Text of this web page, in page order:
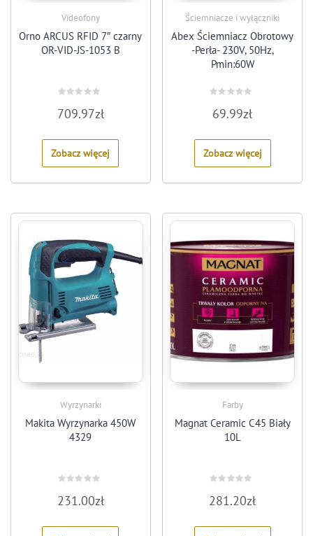
Videofony
Orno ARCUS RFID 7″ czarny
OR-VID-JS-1053 B
0
out
5
709.97zł
Zobacz więcej
Ściemniacze i wyłączniki
Abex Ściemniacz Obrotowy
-Perła- 230V, 50Hz,
Pmin:60W
0
out
5
69.99zł
Zobacz więcej
Wyrzynarki
Makita Wyrzynarka 450W
4329
0
out
5
231.00zł
Farby
Magnat Ceramic C45 Biały
10L
0
out
5
281.20zł